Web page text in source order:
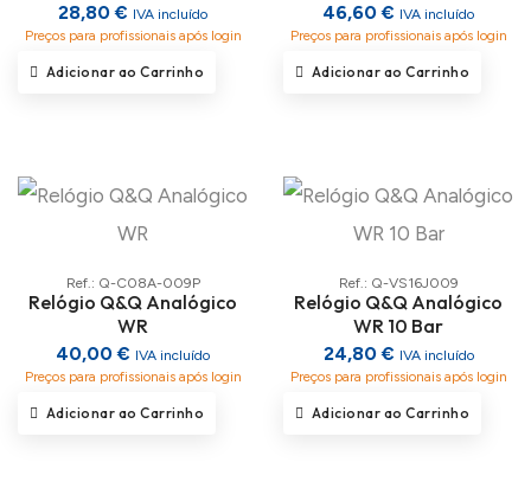
28,80 € IVA incluído
Preços para profissionais após login
Adicionar ao Carrinho
46,60 € IVA incluído
Preços para profissionais após login
Adicionar ao Carrinho
Ref.: Q-C08A-009P
Relógio Q&Q Analógico
WR
40,00 € IVA incluído
Preços para profissionais após login
Adicionar ao Carrinho
Ref.: Q-VS16J009
Relógio Q&Q Analógico
WR 10 Bar
24,80 € IVA incluído
Preços para profissionais após login
Adicionar ao Carrinho